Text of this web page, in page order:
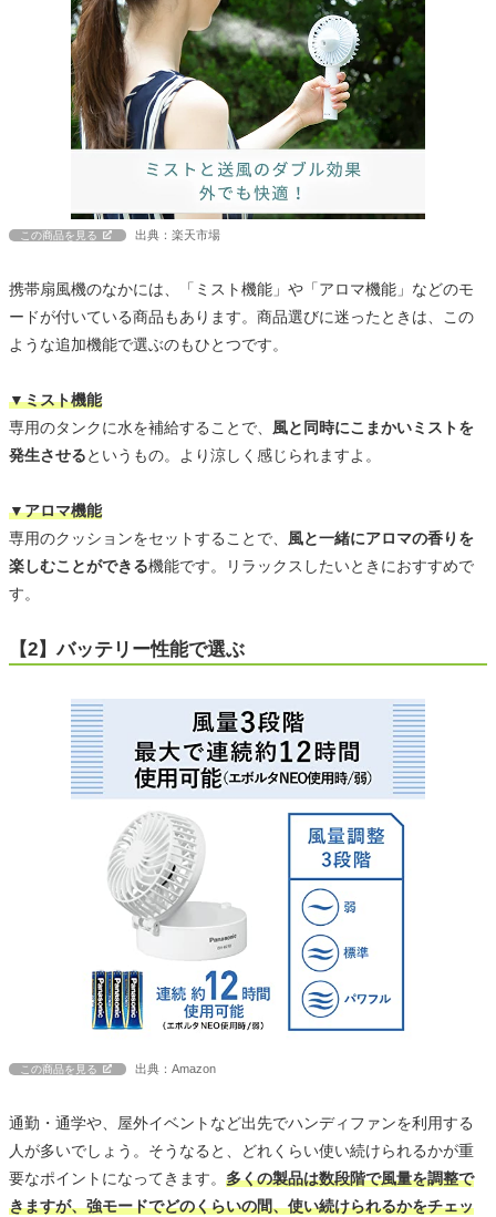
この商品を見る 出典：楽天市場
携帯扇風機のなかには、「ミスト機能」や「アロマ機能」などのモ
ードが付いている商品もあります。商品選びに迷ったときは、この
ような追加機能で選ぶのもひとつです。
▼ミスト機能
専用のタンクに水を補給することで、 風と同時にこまかいミストを
発生させるというもの。より涼しく感じられますよ。
▼アロマ機能
専用のクッションをセットすることで、 風と一緒にアロマの香りを
楽しむことができる機能です。リラックスしたいときにおすすめで
す。
【2】バッテリー性能で選ぶ
この商品を見る 出典：Amazon
通勤・通学や、屋外イベントなど出先でハンディファンを利用する
人が多いでしょう。そうなると、どれくらい使い続けられるかが重
要なポイントになってきます。 多くの製品は数段階で風量を調整で
きますが、強モードでどのくらいの間、使い続けられるかをチェッ